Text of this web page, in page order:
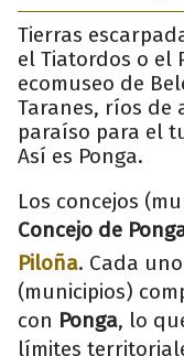
Tierras
el Tiatordos o el
ecomuseo de
Taranes, ríos de
paraíso para el
Así es Ponga.
Los concejos
Concejo de
Piloña. Cada
(municipios)
con Ponga, lo
límites